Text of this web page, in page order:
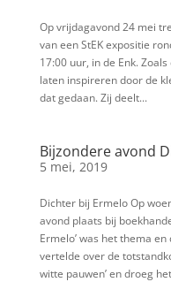
Op vrijdagavond 24 mei
van een StEK expositie
17:00 uur, in de Enk.
laten inspireren door de
dat gedaan. Zij deelt...
Bijzondere avond
5 mei, 2019
Dichter bij Ermelo Op
avond plaats bij
Ermelo’ was het thema
vertelde over de
witte pauwen’ en droeg